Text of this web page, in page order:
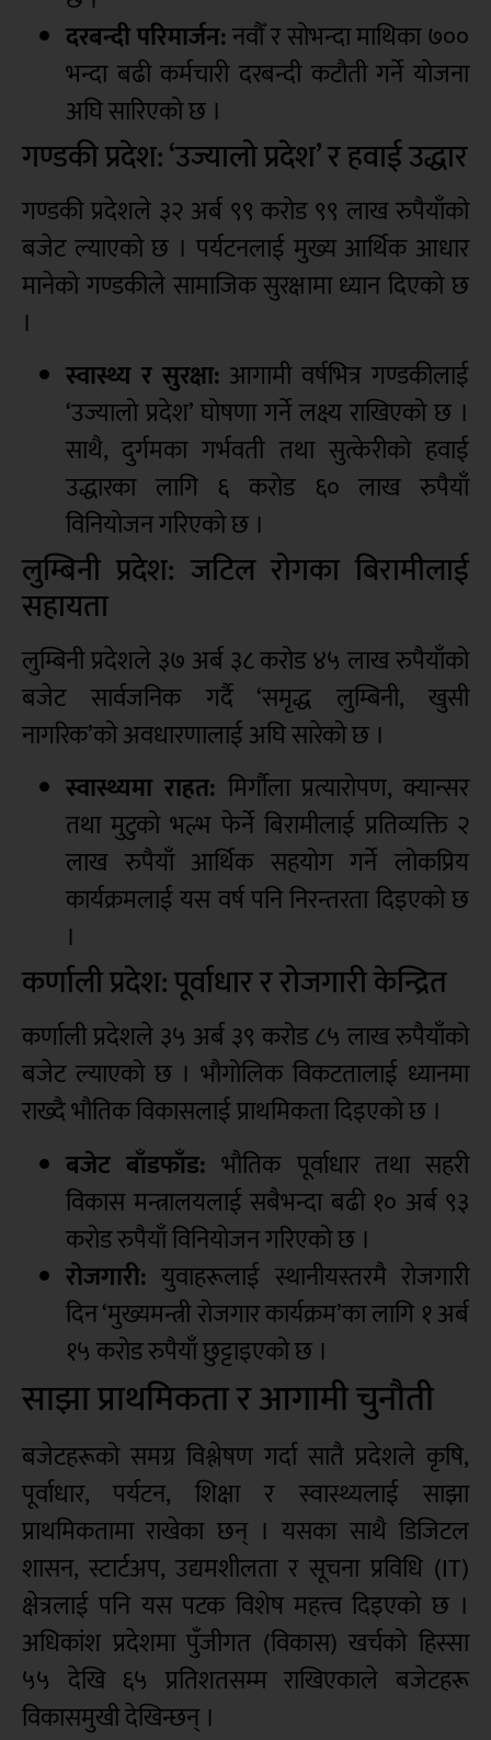
दरबन्दी परिमार्जन:नवौँ र सोभन्दा माथिका ७००
भन्दा बढी कर्मचारी दरबन्दी कटौती गर्ने योजना
अघि सारिएको छ ।
गण्डकी प्रदेश: ‘उज्यालो प्रदेश’ र हवाई उद्धार
गण्डकी प्रदेशले ३२ अर्ब ९९ करोड ९९ लाख रुपैयाँको
बजेट ल्याएको छ । पर्यटनलाई मुख्य आर्थिक आधार
मानेको गण्डकीले सामाजिक सुरक्षामा ध्यान दिएको छ
।
स्वास्थ्य र सुरक्षा: आगामी वर्षभित्र गण्डकीलाई
‘उज्यालो प्रदेश’ घोषणा गर्ने लक्ष्य राखिएको छ ।
साथै, दुर्गमका गर्भवती तथा सुत्केरीको हवाई
उद्धारका लागि ६ करोड ६० लाख रुपैयाँ
विनियोजन गरिएको छ ।
लुम्बिनी प्रदेश: जटिल रोगका बिरामीलाई
सहायता
लुम्बिनी प्रदेशले ३७ अर्ब ३८ करोड ४५ लाख रुपैयाँको
बजेट सार्वजनिक गर्दै ‘समृद्ध लुम्बिनी, खुसी
नागरिक’को अवधारणालाई अघि सारेको छ ।
स्वास्थ्यमा राहत: मिर्गौला प्रत्यारोपण, क्यान्सर
तथा मुटुको भल्भ फेर्ने बिरामीलाई प्रतिव्यक्ति २
लाख रुपैयाँ आर्थिक सहयोग गर्ने लोकप्रिय
कार्यक्रमलाई यस वर्ष पनि निरन्तरता दिइएको छ
।
कर्णाली प्रदेश: पूर्वाधार र रोजगारी केन्द्रित
कर्णाली प्रदेशले ३५ अर्ब ३९ करोड ८५ लाख रुपैयाँको
बजेट ल्याएको छ । भौगोलिक विकटतालाई ध्यानमा
राख्दै भौतिक विकासलाई प्राथमिकता दिइएको छ ।
बजेट बाँडफाँड: भौतिक पूर्वाधार तथा सहरी
विकास मन्त्रालयलाई सबैभन्दा बढी १० अर्ब ९३
करोड रुपैयाँ विनियोजन गरिएको छ ।
रोजगारी: युवाहरूलाई स्थानीयस्तरमै रोजगारी
दिन ‘मुख्यमन्त्री रोजगार कार्यक्रम’का लागि १ अर्ब
१५ करोड रुपैयाँ छुट्टाइएको छ ।
साझा प्राथमिकता र आगामी चुनौती
बजेटहरूको समग्र विश्लेषण गर्दा सातै प्रदेशले कृषि,
पूर्वाधार, पर्यटन, शिक्षा र स्वास्थ्यलाई साझा
प्राथमिकतामा राखेका छन् । यसका साथै डिजिटल
शासन, स्टार्टअप, उद्यमशीलता र सूचना प्रविधि (IT)
क्षेत्रलाई पनि यस पटक विशेष महत्त्व दिइएको छ ।
अधिकांश प्रदेशमा पुँजीगत (विकास) खर्चको हिस्सा
५५ देखि ६५ प्रतिशतसम्म राखिएकाले बजेटहरू
विकासमुखी देखिन्छन् ।